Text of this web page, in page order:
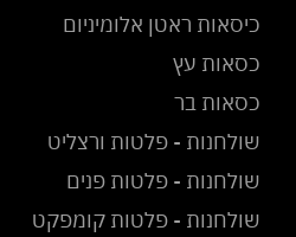
כיסאות ראטן אלומיניום
כסאות עץ
כסאות בר
שולחנות - פלטות ורצליט
שולחנות - פלטות פנים
שולחנות - פלטות קומפקט